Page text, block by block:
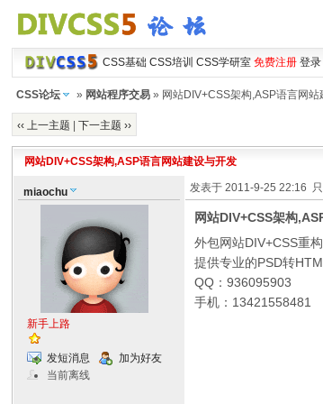
CSS基础 CSS培训 CSS学研室 免费注册 登录
CSS论坛 » 网站程序交易 » 网站DIV+CSS架构,ASP语言网站
‹‹ 上一主题 |下一主题 ››
网站DIV+CSS架构,ASP语言网站建设与开发
miaochu
新手上路
发短消息
加为好友
当前离线
发表于 2011-9-25 22:16
网站DIV+CSS架构
外包网站DIV+CSS重
提供专业的PSD转
QQ：936095903
手机：13421558481